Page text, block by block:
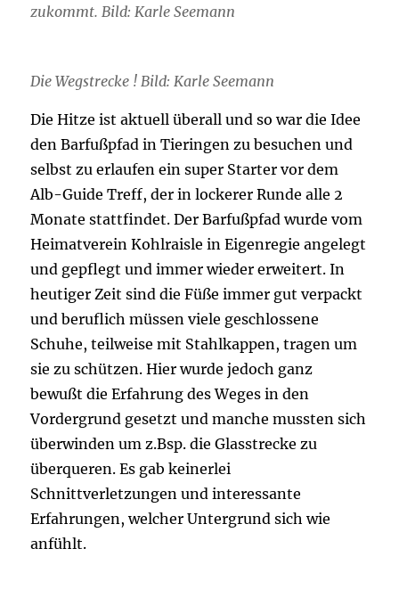
zukommt. Bild: Karle Seemann
Die Wegstrecke ! Bild: Karle Seemann
Die Hitze ist aktuell überall und so war die Idee
den Barfußpfad in Tieringen zu besuchen und
selbst zu erlaufen ein super Starter vor dem
Alb-Guide Treff, der in lockerer Runde alle 2
Monate stattfindet. Der Barfußpfad wurde vom
Heimatverein Kohlraisle in Eigenregie angelegt
und gepflegt und immer wieder erweitert. In
heutiger Zeit sind die Füße immer gut verpackt
und beruflich müssen viele geschlossene
Schuhe, teilweise mit Stahlkappen, tragen um
sie zu schützen. Hier wurde jedoch ganz
bewußt die Erfahrung des Weges in den
Vordergrund gesetzt und manche mussten sich
überwinden um z.Bsp. die Glasstrecke zu
überqueren. Es gab keinerlei
Schnittverletzungen und interessante
Erfahrungen, welcher Untergrund sich wie
anfühlt.